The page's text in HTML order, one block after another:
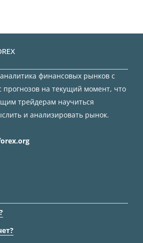
финансовых рынков с
на текущий момент, что
трейдерам научиться
и анализировать рынок.